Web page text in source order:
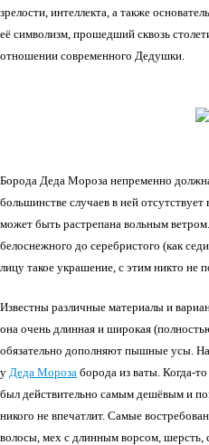
зрелости, интеллекта, а также
её символизм, прошедший сквозь
отношении современного Дедушки.
Борода Деда Мороза непременно
большинстве случаев в ней отсутствует
может быть растрепана вольным
белоснежного до серебристого (как
лицу такое украшение, с этим никто не
Известны различные материалы и
она очень длинная и широкая
обязательно дополняют пышные усы.
у Деда Мороза борода из ваты. Когда-
был действительно самым дешёвым и
никого не впечатлит. Самые
волосы, мех с длинным ворсом, шерсть,